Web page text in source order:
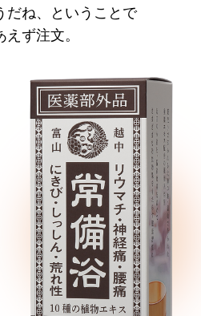
だね、ということで
えず注文。